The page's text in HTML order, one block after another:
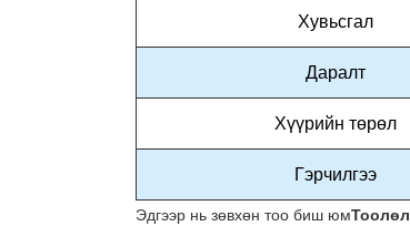
Хувьсгал
Даралт
Хүүрийн төрөл
Гэрчилгээ
Эдгээр нь зөвхөн тоо биш юмТоолөл